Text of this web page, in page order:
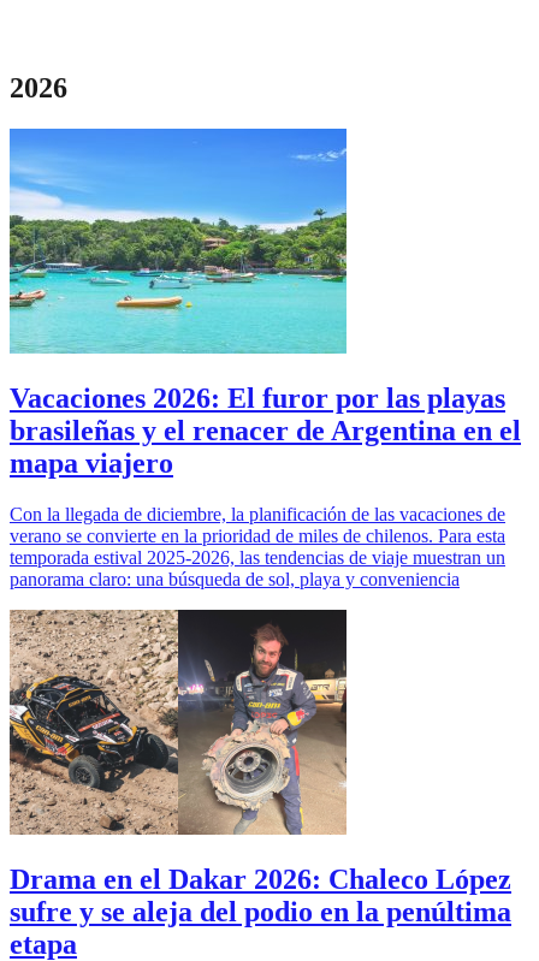
2026
Vacaciones 2026: El furor por las playas
brasileñas y el renacer de Argentina en el
mapa viajero
Con la llegada de diciembre, la planificación de las vacaciones de
verano se convierte en la prioridad de miles de chilenos. Para esta
temporada estival 2025-2026, las tendencias de viaje muestran un
panorama claro: una búsqueda de sol, playa y conveniencia
Drama en el Dakar 2026: Chaleco López
sufre y se aleja del podio en la penúltima
etapa